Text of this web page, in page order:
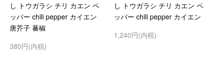
し トウガラシ チリ カエン ペ
ッパー chili pepper カイエン
唐芥子 蕃椒
380円(内税)
し トウガラシ チリ カエン ペ
ッパー chili pepper カイエン
1,240円(内税)